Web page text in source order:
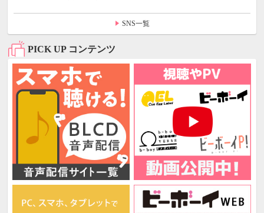
SNS一覧
PICK UP コンテンツ